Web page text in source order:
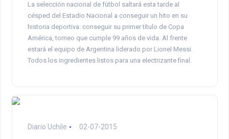
La selección nacional de fútbol saltará esta tarde al
césped del Estadio Nacional a conseguir un hito en su
historia deportiva: conseguir su primer título de Copa
América, torneo que cumple 99 años de vida. Al frente
estará el equipo de Argentina liderado por Lionel Messi.
Todos los ingredientes listos para una electrizante final.
Diario Uchile 02-07-2015